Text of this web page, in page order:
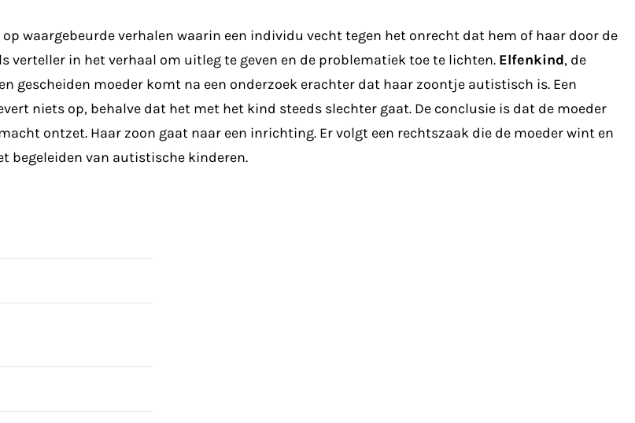
waargebeurde verhalen waarin een individu vecht tegen het onrecht dat hem of haar door de
verteller in het verhaal om uitleg te geven en de problematiek toe te lichten. Elfenkind, de
gescheiden moeder komt na een onderzoek erachter dat haar zoontje autistisch is. Een
niets op, behalve dat het met het kind steeds slechter gaat. De conclusie is dat de moeder
ontzet. Haar zoon gaat naar een inrichting. Er volgt een rechtszaak die de moeder wint en
begeleiden van autistische kinderen.